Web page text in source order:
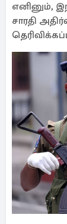
எனினும்,
சாரதி